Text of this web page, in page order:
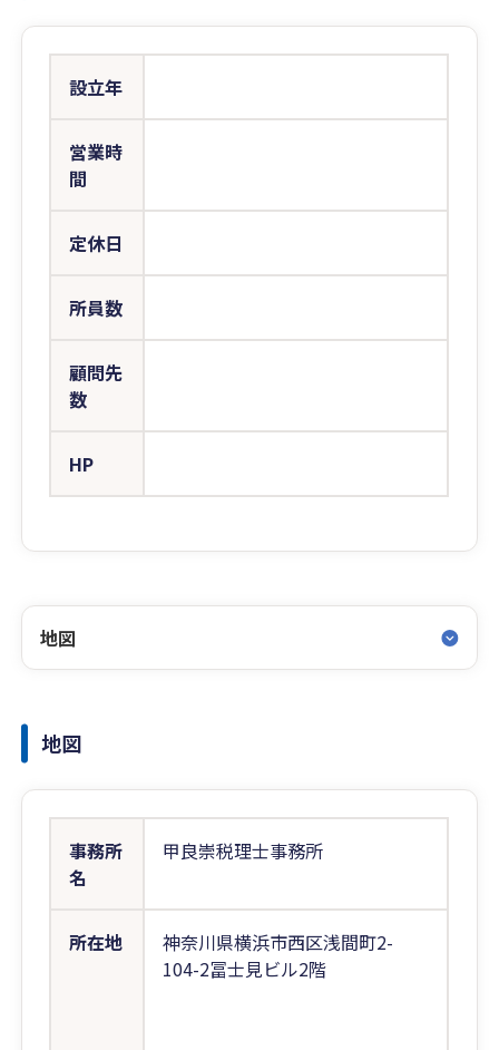
設立年
営業時
間
定休日
所員数
顧問先
数
HP
地図
地図
事務所
名
甲良崇税理士事務所
所在地
神奈川県横浜市西区浅間町2-
104-2冨士見ビル2階